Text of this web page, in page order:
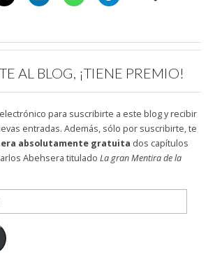
AL BLOG, ¡TIENE PREMIO!
para suscribirte a este blog y recibir
entradas. Además, sólo por suscribirte, te
absolutamente gratuita dos capítulos
Abehsera titulado La gran Mentira de la